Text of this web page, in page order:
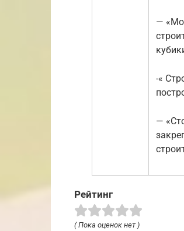
—
-«
—
Рейтинг
( Пока оценок нет )